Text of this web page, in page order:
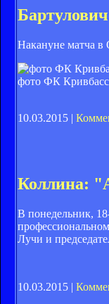
Накануне матча в
фото ФК Кривбасс
10.03.2015 |
Коллина:
В понедельник,
Лучи и
10.03.2015 |